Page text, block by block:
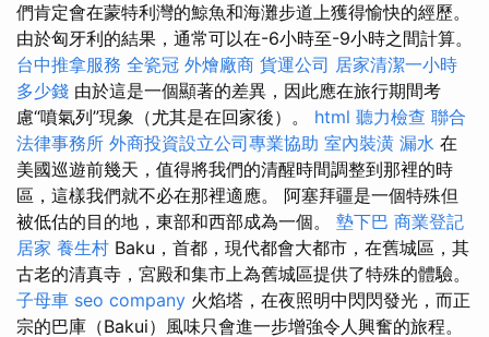
們肯定會在蒙特利灣的鯨魚和海灘步道上獲得愉快的經歷。
由於匈牙利的結果，通常可以在-6小時至-9小時之間計算。
台中推拿服務 全瓷冠 外燴廠商 貨運公司 居家清潔一小時
多少錢 由於這是一個顯著的差異，因此應在旅行期間考
慮“噴氣列”現象（尤其是在回家後）。 html 聽力檢查 聯合
法律事務所 外商投資設立公司專業協助 室內裝潢 漏水 在
美國巡遊前幾天，值得將我們的清醒時間調整到那裡的時
區，這樣我們就不必在那裡適應。 阿塞拜疆是一個特殊但
被低估的目的地，東部和西部成為一個。 墊下巴 商業登記
居家 養生村 Baku，首都，現代都會大都市，在舊城區，其
古老的清真寺，宮殿和集市上為舊城區提供了特殊的體驗。
子母車 seo company 火焰塔，在夜照明中閃閃發光，而正
宗的巴庫（Bakui）風味只會進一步增強令人興奮的旅程。